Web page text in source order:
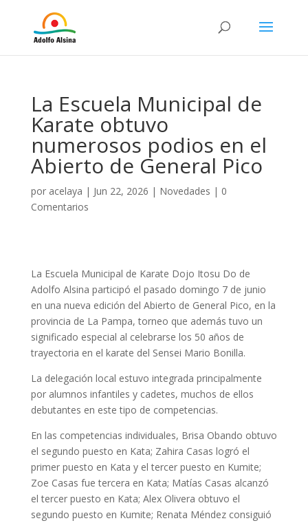
La Escuela Municipal de
Karate obtuvo
numerosos podios en el
Abierto de General Pico
por acelaya | Jun 22, 2026 | Novedades | 0
Comentarios
La Escuela Municipal de Karate Dojo Itosu Do de
Adolfo Alsina participó el pasado domingo 7 de junio
en una nueva edición del Abierto de General Pico, en la
provincia de La Pampa, torneo que además tuvo un
significado especial al celebrarse los 50 años de
trayectoria en el karate del Sensei Mario Bonilla.
La delegación local estuvo integrada principalmente
por alumnos infantiles y cadetes, muchos de ellos
debutantes en este tipo de competencias.
En las competencias individuales, Brisa Obando obtuvo
el segundo puesto en Kata; Zahira Casas logró el
primer puesto en Kata y el tercer puesto en Kumite;
Zoe Casas fue tercera en Kata; Matías Casas alcanzó
el tercer puesto en Kata; Alex Olivera obtuvo el
segundo puesto en Kumite; Renata Méndez consiguió